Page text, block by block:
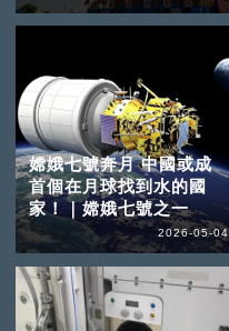
嫦娥七號奔月 中國或成
首個在月球找到水的國
家！｜嫦娥七號之一
2026-05-04